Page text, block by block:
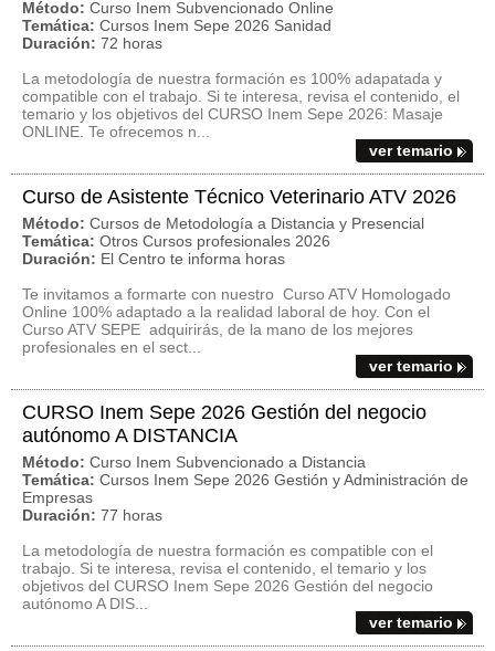
Método: Curso Inem Subvencionado Online
Temática: Cursos Inem Sepe 2026 Sanidad
Duración: 72 horas
La metodología de nuestra formación es 100% adapatada y
compatible con el trabajo. Si te interesa, revisa el contenido, el
temario y los objetivos del CURSO Inem Sepe 2026: Masaje
ONLINE. Te ofrecemos n...
ver temario
Curso de Asistente Técnico Veterinario ATV 2026
Método: Cursos de Metodología a Distancia y Presencial
Temática: Otros Cursos profesionales 2026
Duración: El Centro te informa horas
Te invitamos a formarte con nuestro Curso ATV Homologado
Online 100% adaptado a la realidad laboral de hoy. Con el
Curso ATV SEPE adquirirás, de la mano de los mejores
profesionales en el sect...
ver temario
CURSO Inem Sepe 2026 Gestión del negocio
autónomo A DISTANCIA
Método: Curso Inem Subvencionado a Distancia
Temática: Cursos Inem Sepe 2026 Gestión y Administración de
Empresas
Duración: 77 horas
La metodología de nuestra formación es compatible con el
trabajo. Si te interesa, revisa el contenido, el temario y los
objetivos del CURSO Inem Sepe 2026 Gestión del negocio
autónomo A DIS...
ver temario